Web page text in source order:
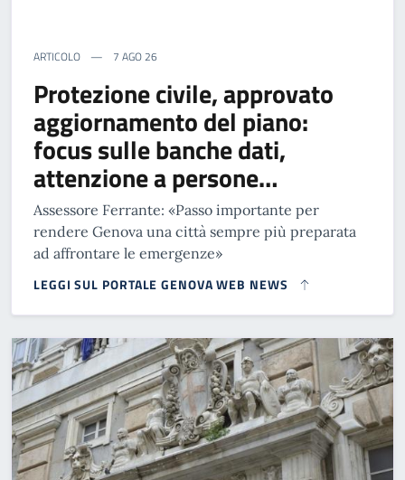
ARTICOLO 7 AGO 26
Protezione civile, approvato
aggiornamento del piano:
focus sulle banche dati,
attenzione a persone…
Assessore Ferrante: «Passo importante per
rendere Genova una città sempre più preparata
ad affrontare le emergenze»
LEGGI SUL PORTALE GENOVA WEB NEWS